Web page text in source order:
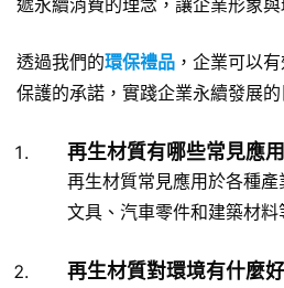
遞永續消費的理念，讓企業形象
透過我們的環保禮品 ，企業可以
保護的承諾，實踐企業永續發展的
再生材質有哪些常見應
再生材質常見應用於各種產
文具、汽車零件和建築材料
再生材質對環境有什麼